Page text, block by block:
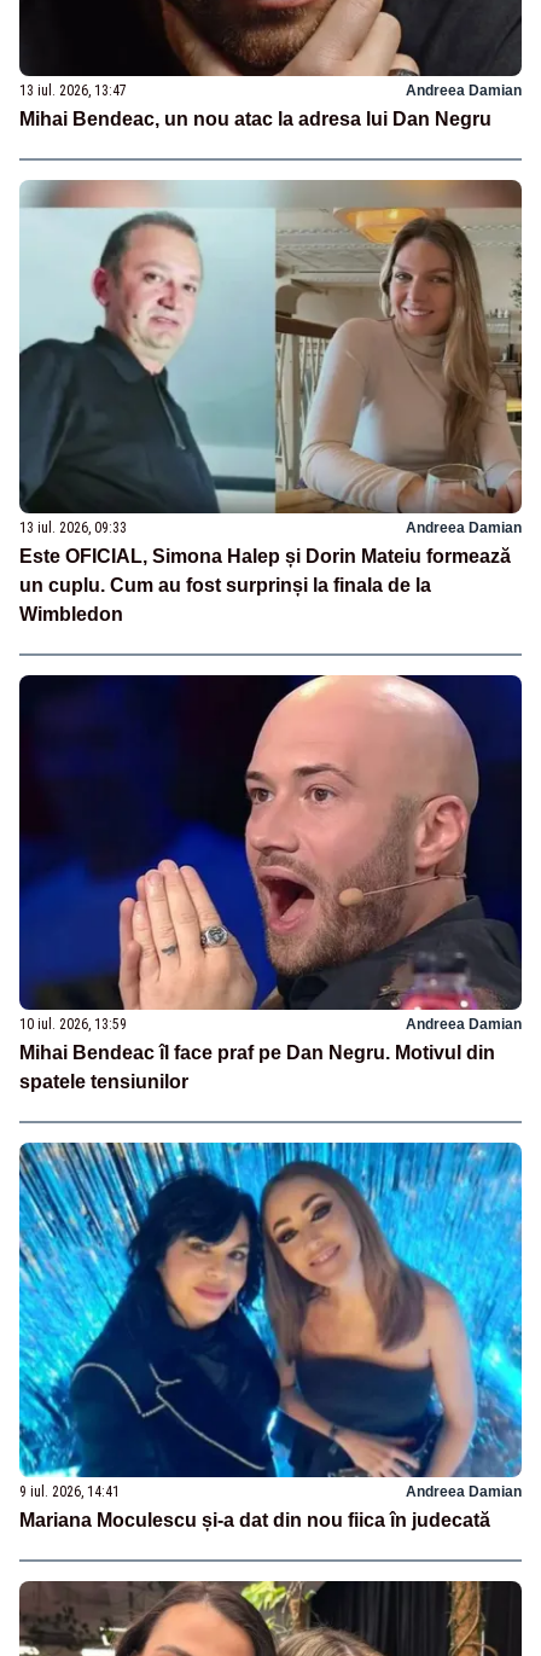
13 iul. 2026, 13:47 Andreea Damian
Mihai Bendeac, un nou atac la adresa lui Dan Negru
13 iul. 2026, 09:33 Andreea Damian
Este OFICIAL, Simona Halep și Dorin Mateiu formează
un cuplu. Cum au fost surprinși la finala de la
Wimbledon
10 iul. 2026, 13:59 Andreea Damian
Mihai Bendeac îl face praf pe Dan Negru. Motivul din
spatele tensiunilor
9 iul. 2026, 14:41 Andreea Damian
Mariana Moculescu și-a dat din nou fiica în judecată